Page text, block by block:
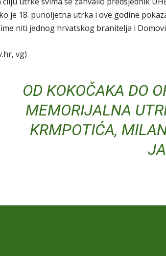
je 18. punoljetna utrka i ove godine
niti jednog hrvatskog branitelja i
vg)
OD KOKOČAKA DO
MEMORIJALNA
KRMPOTIĆA,